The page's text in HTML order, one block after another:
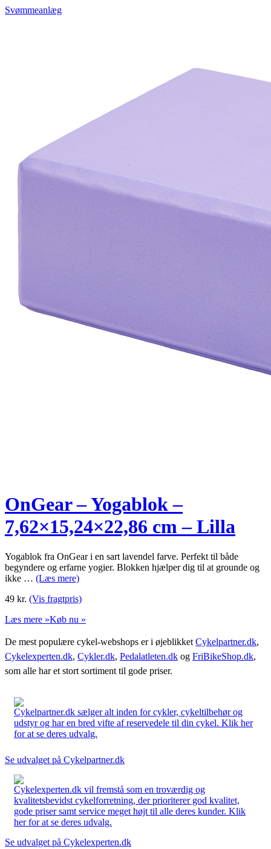
Svømmeanlæg
OnGear – Yogablok –
7,62×15,24×22,86 cm – Lilla
Yogablok fra OnGear i en sart lavendel farve. Perfekt til både
begyndere og erfarne yogier. Blokken hjælper dig til at grounde og
ikke … (Læs mere)
49 kr. (Vis fragtpris)
Læs mere »Køb nu »
De mest populære cykel-webshops er i øjeblikket Cykelpartner.dk,
Cykelexperten.dk, Cykler.dk, Pedalatleten.dk og FriBikeShop.dk,
som alle har et stort sortiment til gode priser.
Cykelpartner.dk sælger alt inden for cykler, cykeltilbehør og
udstyr og har en bred vifte af reservedele til din cykel. Klik her
for at se deres udvalg.
Se udvalget på Cykelpartner.dk
Cykelexperten.dk vil fremstå som en troværdig og
kvalitetsbevidst cykelforretning, der prioriterer god kvalitet,
gode priser samt service meget højt til alle deres kunder. Klik
her for at se deres udvalg.
Se udvalget på Cykelexperten.dk